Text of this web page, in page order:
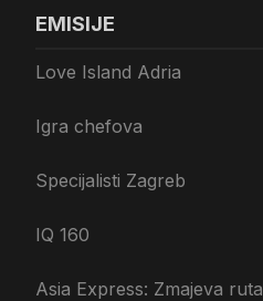
EMISIJE
Love Island Adria
Igra chefova
Specijalisti Zagreb
IQ 160
Asia Express: Zmajeva ruta